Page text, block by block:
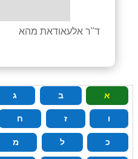
ד‭"‬ר‭ ‬אלעאודאת‭ ‬מהא‭
א ב ג
ו ז ח
כ ל מ